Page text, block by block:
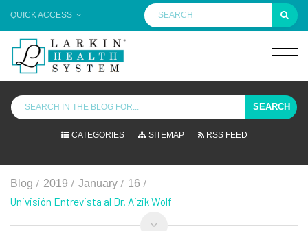
QUICK ACCESS
SEARCH
CATEGORIES SITEMAP RSS FEED
Blog / 2019 / January / 16 /
Univisión Entrevista al Dr. Aizik Wolf